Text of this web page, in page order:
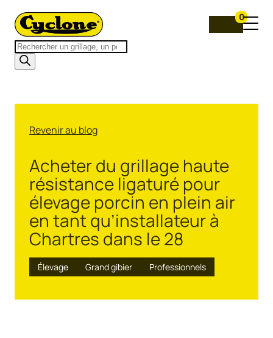
Recherche
de
produits
0
Revenir au blog
Acheter du grillage haute
résistance ligaturé pour
élevage porcin en plein air
en tant qu’installateur à
Chartres dans le 28
Élevage Grand gibier Professionnels